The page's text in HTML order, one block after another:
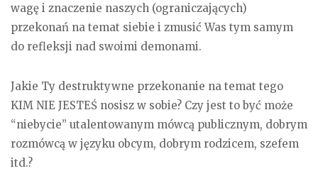
wagę i znaczenie naszych (ograniczających)
przekonań na temat siebie i zmusić Was tym samym
do refleksji nad swoimi demonami.
Jakie Ty destruktywne przekonanie na temat tego
KIM NIE JESTEŚ nosisz w sobie? Czy jest to być może
“niebycie” utalentowanym mówcą publicznym, dobrym
rozmówcą w języku obcym, dobrym rodzicem, szefem
itd.?